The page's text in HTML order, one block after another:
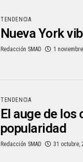
TENDENCIA
Nueva York
Redacción SMAD 1
TENDENCIA
El auge de los
popularidad
Redacción SMAD 31 octubre,